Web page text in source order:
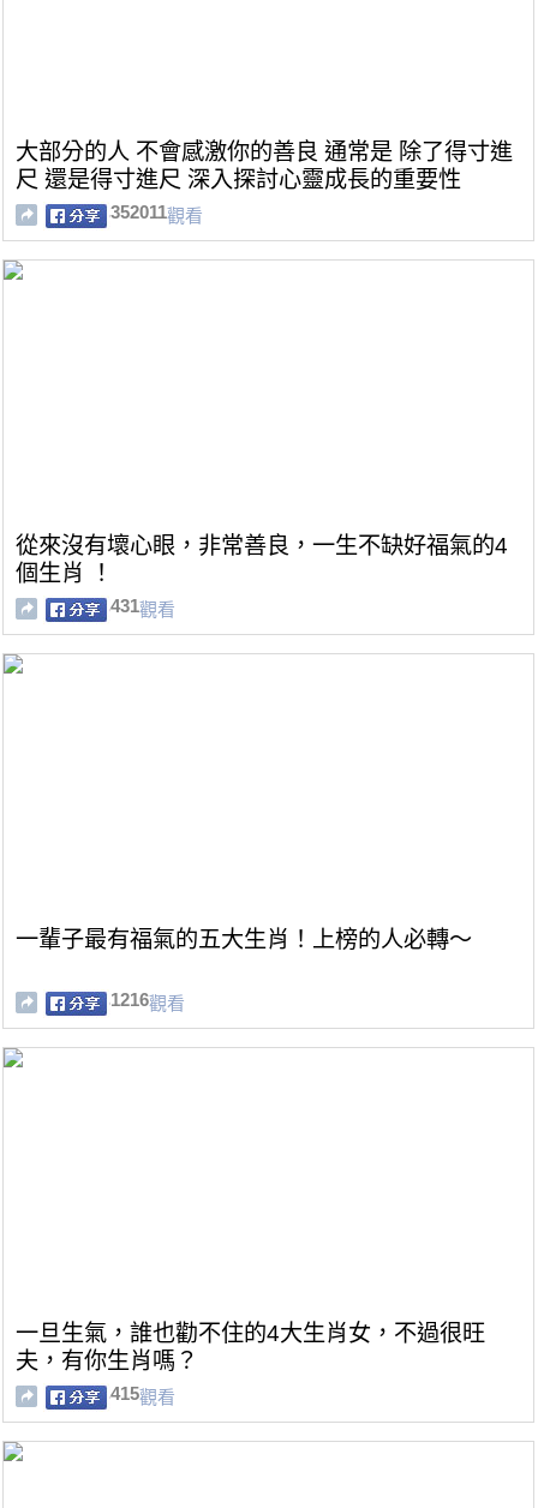
大部分的人 不會感激你的善良 通常是 除了得寸進
尺 還是得寸進尺 深入探討心靈成長的重要性
352011觀看
從來沒有壞心眼，非常善良，一生不缺好福氣的4
個生肖 ！
431觀看
一輩子最有福氣的五大生肖！上榜的人必轉～
1216觀看
一旦生氣，誰也勸不住的4大生肖女，不過很旺
夫，有你生肖嗎？
415觀看